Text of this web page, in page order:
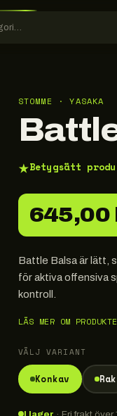
STOMME · YASAKA
★Betygsätt
645,00
Battle Balsa är lätt,
för aktiva offensiva
kontroll.
LÄS MER OM
VÄLJ VARIANT
Konkav Rak